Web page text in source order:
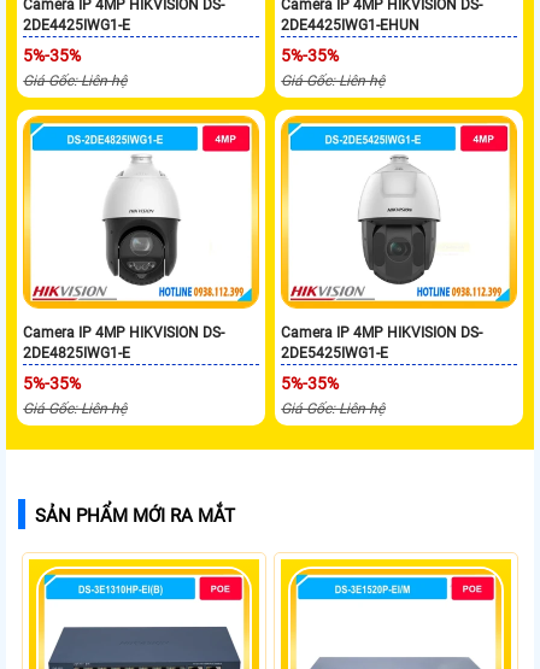
Camera IP 4MP HIKVISION DS-
2DE4425IWG1-E
5%-35%
Giá Gốc: Liên hệ
Camera IP 4MP HIKVISION DS-
2DE4425IWG1-EHUN
5%-35%
Giá Gốc: Liên hệ
Camera IP 4MP HIKVISION DS-
2DE4825IWG1-E
5%-35%
Giá Gốc: Liên hệ
Camera IP 4MP HIKVISION DS-
2DE5425IWG1-E
5%-35%
Giá Gốc: Liên hệ
SẢN PHẨM MỚI RA MẮT